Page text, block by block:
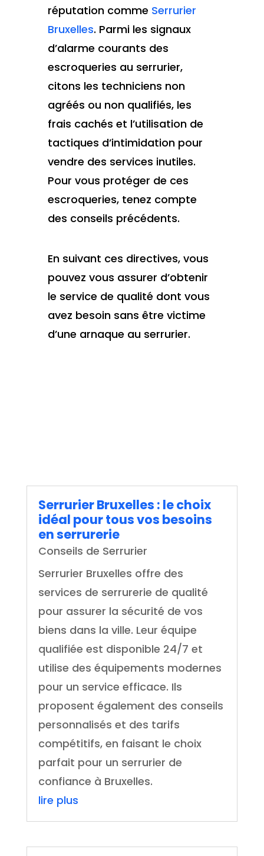
réputation comme Serrurier
Bruxelles. Parmi les signaux
d’alarme courants des
escroqueries au serrurier,
citons les techniciens non
agréés ou non qualifiés, les
frais cachés et l’utilisation de
tactiques d’intimidation pour
vendre des services inutiles.
Pour vous protéger de ces
escroqueries, tenez compte
des conseils précédents.
En suivant ces directives, vous
pouvez vous assurer d’obtenir
le service de qualité dont vous
avez besoin sans être victime
d’une arnaque au serrurier.
Serrurier Bruxelles : le choix
idéal pour tous vos besoins
en serrurerie
Conseils de Serrurier
Serrurier Bruxelles offre des
services de serrurerie de qualité
pour assurer la sécurité de vos
biens dans la ville. Leur équipe
qualifiée est disponible 24/7 et
utilise des équipements modernes
pour un service efficace. Ils
proposent également des conseils
personnalisés et des tarifs
compétitifs, en faisant le choix
parfait pour un serrurier de
confiance à Bruxelles.
lire plus